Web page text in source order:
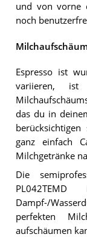
und von vorne
noch
Espresso ist
variieren,
das du in
ganz einfach
Milchgetränke
Die
Dampf-/
perfekten
aufschäumen